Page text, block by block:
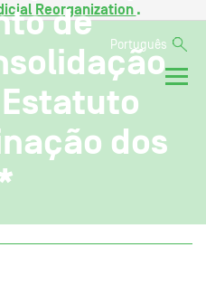
Reorganization .
Português
de
dos